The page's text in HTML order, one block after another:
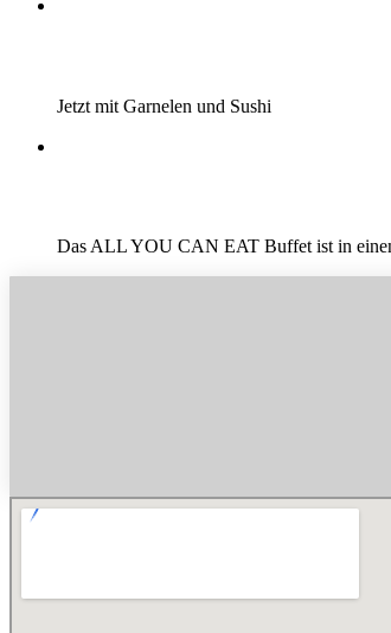
Jetzt mit Garnelen und Sushi
Das ALL YOU CAN EAT Buffet ist in